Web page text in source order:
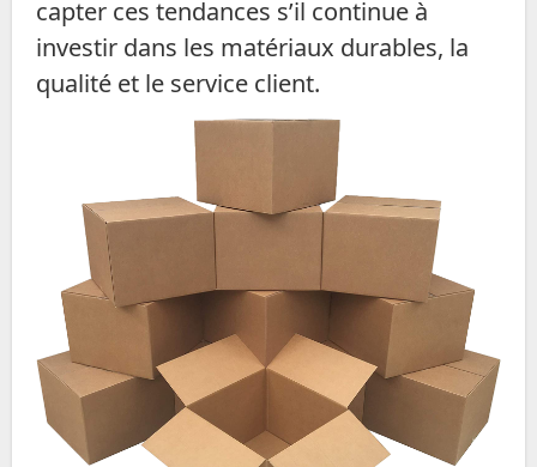
capter ces tendances s’il continue à
investir dans les matériaux durables, la
qualité et le service client.